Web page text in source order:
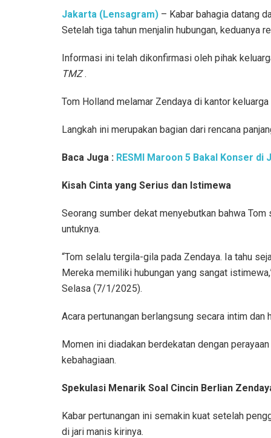
Jakarta (Lensagram) – Kabar bahagia datang
Setelah tiga tahun menjalin hubungan, keduanya
Informasi ini telah dikonfirmasi oleh pihak
TMZ.
Tom Holland melamar Zendaya di kantor
Langkah ini merupakan bagian dari rencana
Baca Juga : RESMI Maroon 5 Bakal Konser
Kisah Cinta yang Serius dan Istimewa
Seorang sumber dekat menyebutkan bahwa
untuknya.
“Tom selalu tergila-gila pada Zendaya. Ia tahu
Mereka memiliki hubungan yang sangat
Selasa (7/1/2025).
Acara pertunangan berlangsung secara intim
Momen ini diadakan berdekatan dengan
kebahagiaan.
Spekulasi Menarik Soal Cincin Berlian
Kabar pertunangan ini semakin kuat setelah
di jari manis kirinya.